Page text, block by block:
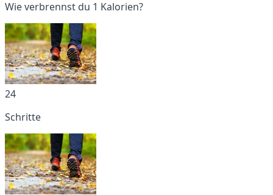
Wie verbrennst du 1 Kalorien?
24
Schritte